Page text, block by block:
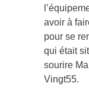
avoir à
pour se
qui était
sourire
Vingt55.